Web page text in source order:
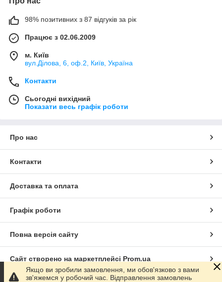
98% позитивних з 87 відгуків за рік
Працює з 02.06.2009
м. Київ
вул.Ділова, 6, оф.2, Київ, Україна
Контакти
Сьогодні вихідний
Показати весь графік роботи
Про нас
Контакти
Доставка та оплата
Графік роботи
Повна версія сайту
Сайт створено на маркетплейсі Prom.ua
Якщо ви зробили замовлення, ми обов'язково з вами
зв'яжемся у робочий час. Відправлення замовлень